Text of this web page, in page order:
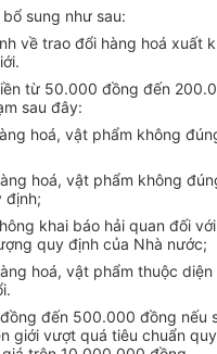
sung như sau:
về trao đổi hàng hoá xuất
từ 50.000 đồng đến
sau đây:
hoá, vật phẩm không
hoá, vật phẩm không
định;
khai báo hải quan đối
quy định của Nhà nước;
hoá, vật phẩm thuộc diện
đến 500.000 đồng nếu
giới vượt quá tiêu chuẩn